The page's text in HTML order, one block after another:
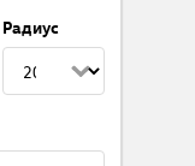
Радиус